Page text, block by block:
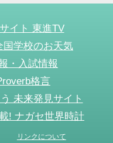
イト 東進TV
学校のお天気
・入試情報
格言
未来発見サイト
! ナガセ世界時計
リンクについて